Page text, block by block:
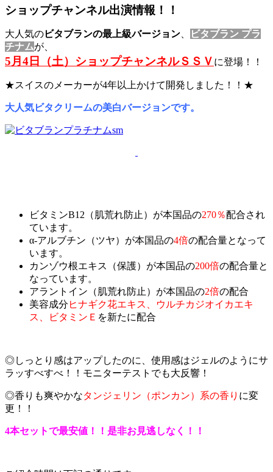
ショップチャンネル出演情報！！
大人気のビタブランの最上級バージョン
ビタブラン プラ
チナムが、
5月4日（土）ショップチャンネルＳＳＶ に登場！！
★スイスのメーカーが4年以上かけて開発しました！！★
大人気ビタクリームの美白バージョンです。
ビタミンB12（肌荒れ防止）が本国品の270％配合され
ています。
α‐アルブチン（ツヤ）が本国品の4倍の配合量となって
います。
カンゾウ根エキス（保護）が本国品の200倍の配合量と
なっています。
アラントイン（肌荒れ防止）が本国品の2倍の配合
美容成分 ヒナギク花エキス、ウルチカジオイカエキ
ス、ビタミンＥ を新たに配合
◎しっとり感はアップしたのに、使用感はジェルのようにサ
ラッすべすべ！！モニターテストでも大反響！
◎香りも爽やかなタンジェリン（ポンカン）系の香り に変
更！！
4本セットで最安値！！是非お見逃しなく！！